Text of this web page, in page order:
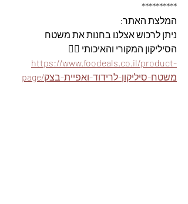
**********
המלצת האתר:
ניתן לרכוש אצלנו בחנות את משטח
הסיליקון המקורי והאיכותי 👇🏽
https://www.foodeals.co.il/product-
page/משטח-סיליקון-לרידוד-ואפיית-בצק